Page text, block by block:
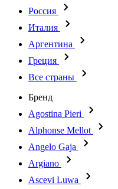
Россия
Италия
Аргентина
Греция
Все страны
Бренд
Agostina Pieri
Alphonse Mellot
Angelo Gaja
Argiano
Ascevi Luwa